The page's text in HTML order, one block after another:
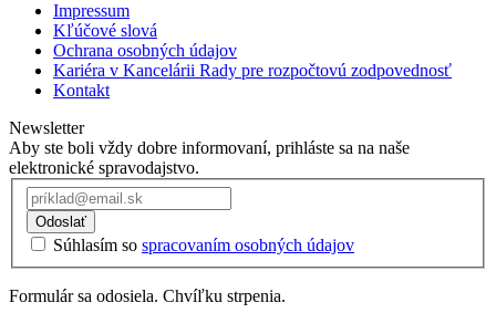
Impressum
Kľúčové slová
Ochrana osobných údajov
Kariéra v Kancelárii Rady pre rozpočtovú zodpovednosť
Kontakt
Newsletter
Aby ste boli vždy dobre informovaní, prihláste sa na naše
elektronické spravodajstvo.
Odoslať
Súhlasím so spracovaním osobných údajov
Formulár sa odosiela. Chvíľku strpenia.